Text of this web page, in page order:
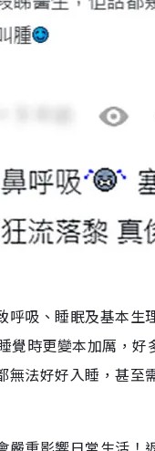
呼吸、睡眠及基本
覺時更變本加厲，
無法好好入睡，甚